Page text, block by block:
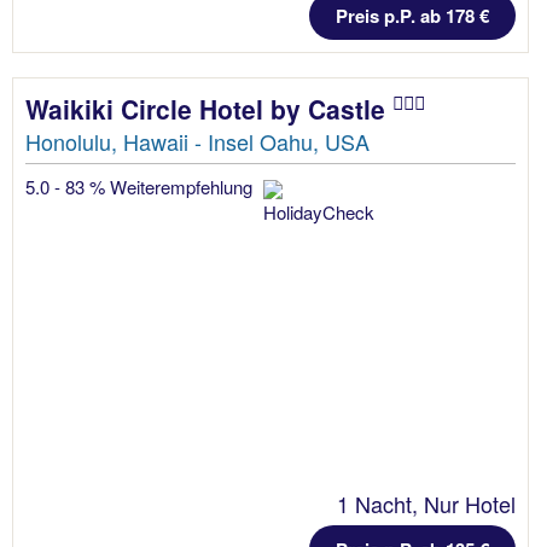
Preis p.P. ab 178 €
Waikiki Circle Hotel by Castle
Honolulu, Hawaii - Insel Oahu, USA
5.0 - 83 % Weiterempfehlung
1 Nacht, Nur Hotel